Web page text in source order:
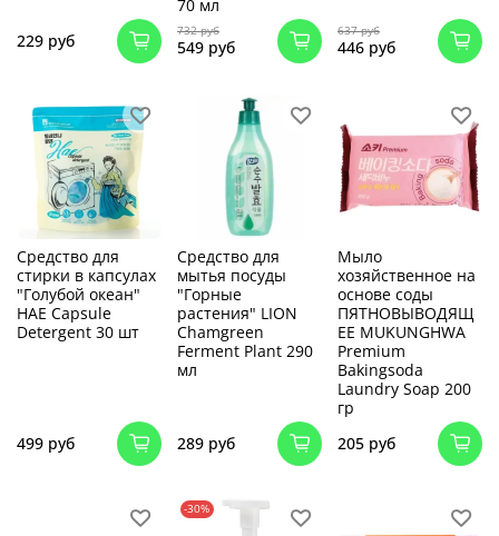
229 руб
70 мл
732 руб
549 руб
637 руб
446 руб
Средство для
стирки в капсулах
"Голубой океан"
HAE Capsule
Detergent 30 шт
499 руб
Средство для
мытья посуды
"Горные
растения" LION
Chamgreen
Ferment Plant 290
мл
289 руб
Мыло
хозяйственное на
основе соды
ПЯТНОВЫВОДЯЩ
ЕЕ MUKUNGHWA
Premium
Bakingsoda
Laundry Soap 200
гр
205 руб
-30%